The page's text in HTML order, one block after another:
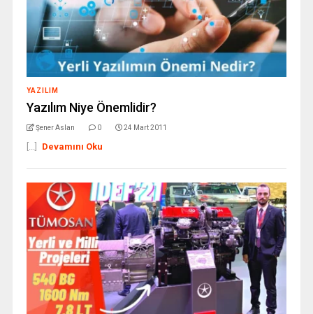
YAZILIM
Yazılım Niye Önemlidir?
Şener Aslan 0 24 Mart 2011
[...] Devamını Oku